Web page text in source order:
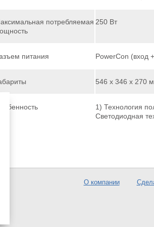
потребляемая 250 Вт
питания PowerCon (вход
546 x 346 x 270
1) Технология
Светодиодная
О компании